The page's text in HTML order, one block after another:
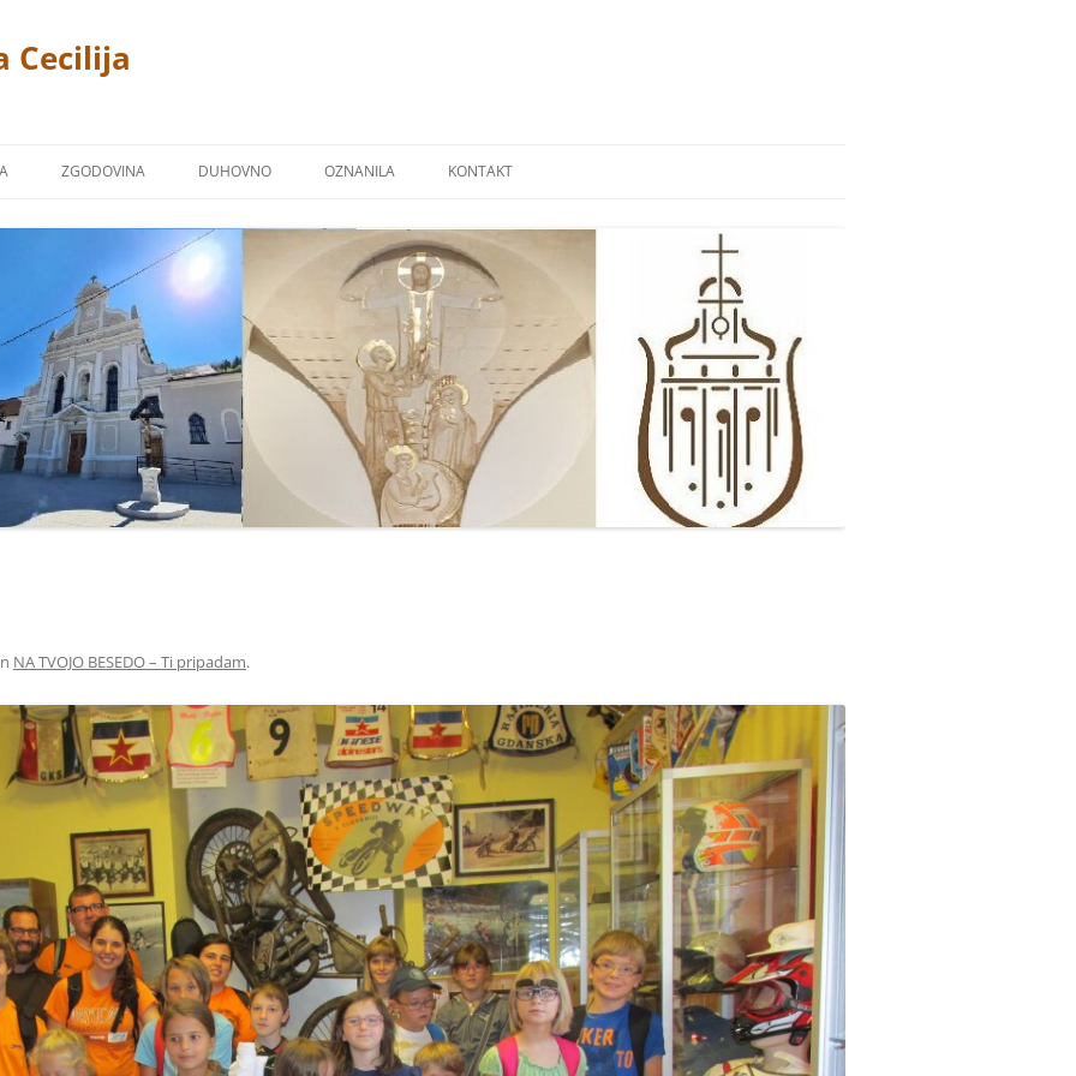
Cecilija
NA MIKLAVŠKEM
KAPUCINI
ZGODOVINA
KAPUCINSKI SAMOSTAN
FARNA KRONIKA
NAŠI ŽUPNIKI
DUHOVNO
ZAVETNIKI NAŠIH CERKVA
BLAGOSLOVI
NAŠI PRIPROŠNJIKI
MOLITVE
POSNETKI NEKATERIH PESMI
OZNANILA KONTAKT
NA TVOJO BESEDO – Ti pripadam.